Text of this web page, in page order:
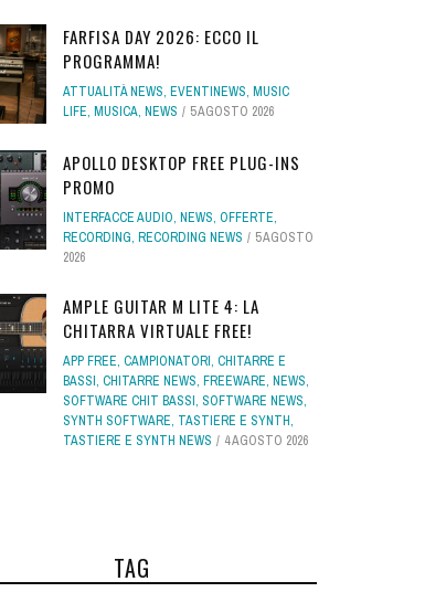
FARFISA DAY 2026: ECCO IL
PROGRAMMA!
ATTUALITÀ NEWS, EVENTINEWS, MUSIC
LIFE, MUSICA, NEWS 5 AGOSTO 2026
APOLLO DESKTOP FREE PLUG-INS
PROMO
INTERFACCE AUDIO, NEWS, OFFERTE,
RECORDING, RECORDING NEWS
5 AGOSTO
2026
AMPLE GUITAR M LITE 4: LA
CHITARRA VIRTUALE FREE!
APP FREE, CAMPIONATORI, CHITARRE E
BASSI, CHITARRE NEWS, FREEWARE, NEWS,
SOFTWARE CHIT BASSI, SOFTWARE NEWS,
SYNTH SOFTWARE, TASTIERE E SYNTH,
TASTIERE E SYNTH NEWS
4 AGOSTO 2026
TAG